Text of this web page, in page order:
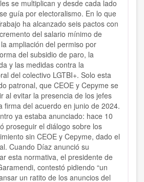
se multiplican y desde cada lado
guía por electoralismo. En lo que
ha alcanzado seis pactos con
del salario mínimo de
ampliación del permiso por
del subsidio de paro, la
y las medidas contra la
del colectivo LGTBI+. Solo esta
patronal, que CEOE y Cepyme se
al evitar la presencia de los jefes
firma del acuerdo en junio de 2024.
ya estaba anunciado: hace 10
proseguir el diálogo sobre los
sin CEOE y Cepyme, dado el
Cuando Díaz anunció su
esta normativa, el presidente de
contestó pidiendo “un
un ratito de los anuncios del